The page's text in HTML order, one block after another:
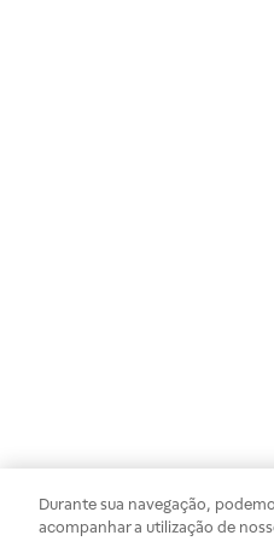
Durante sua navegação,
acompanhar a utilização de